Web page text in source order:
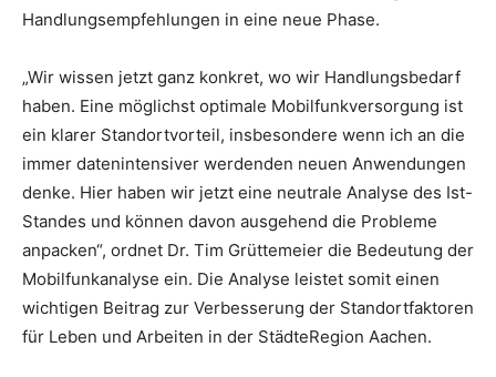
Handlungsempfehlungen in eine neue Phase.
„Wir wissen jetzt ganz konkret, wo wir Handlungsbedarf
haben. Eine möglichst optimale Mobilfunkversorgung ist
ein klarer Standortvorteil, insbesondere wenn ich an die
immer datenintensiver werdenden neuen Anwendungen
denke. Hier haben wir jetzt eine neutrale Analyse des Ist-
Standes und können davon ausgehend die Probleme
anpacken“, ordnet Dr. Tim Grüttemeier die Bedeutung der
Mobilfunkanalyse ein. Die Analyse leistet somit einen
wichtigen Beitrag zur Verbesserung der Standortfaktoren
für Leben und Arbeiten in der StädteRegion Aachen.